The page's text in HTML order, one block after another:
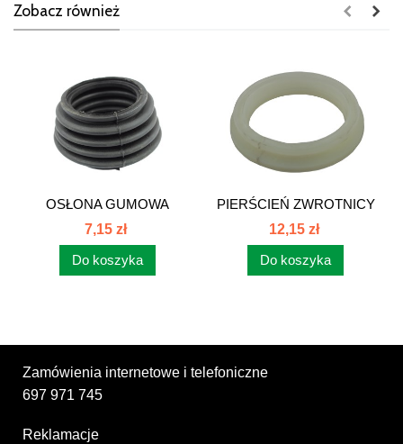
Zobacz również
OSŁONA GUMOWA
ZWROTNICY...
7,15 zł
Do koszyka
PIERŚCIEŃ ZWROTNICY
C385 80271014
12,15 zł
Do koszyka
Zamówienia internetowe i telefoniczne
697 971 745
Reklamacje